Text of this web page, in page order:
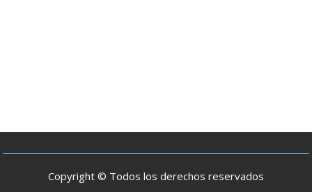
Copyright © Todos los derechos reservados